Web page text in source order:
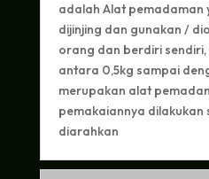
adalah Alat pemadaman
dijinjing dan gunakan /
orang dan berdiri
antara 0,5kg sampai
merupakan alat
pemakaiannya dilakukan
diarahkan